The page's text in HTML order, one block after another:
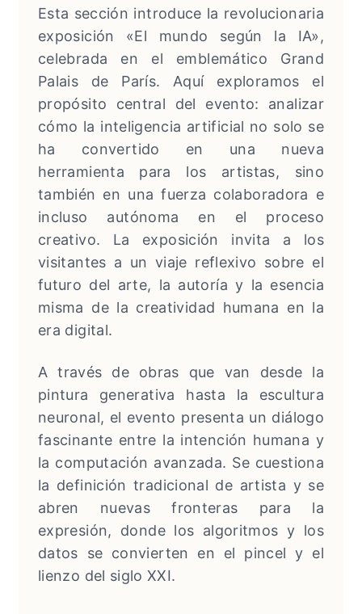
Esta sección introduce la revolucionaria
exposición «El mundo según la IA»,
celebrada en el emblemático Grand
Palais de París. Aquí exploramos el
propósito central del evento: analizar
cómo la inteligencia artificial no solo se
ha convertido en una nueva
herramienta para los artistas, sino
también en una fuerza colaboradora e
incluso autónoma en el proceso
creativo. La exposición invita a los
visitantes a un viaje reflexivo sobre el
futuro del arte, la autoría y la esencia
misma de la creatividad humana en la
era digital.
A través de obras que van desde la
pintura generativa hasta la escultura
neuronal, el evento presenta un diálogo
fascinante entre la intención humana y
la computación avanzada. Se cuestiona
la definición tradicional de artista y se
abren nuevas fronteras para la
expresión, donde los algoritmos y los
datos se convierten en el pincel y el
lienzo del siglo XXI.